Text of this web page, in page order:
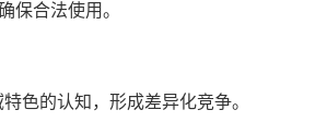
保合法使用。
色的认知，形成差异化竞争。